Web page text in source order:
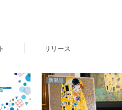
リリース
新製品